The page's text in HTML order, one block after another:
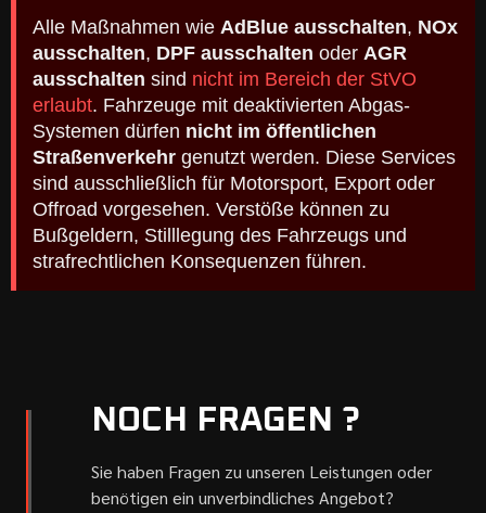
Alle Maßnahmen wie AdBlue ausschalten, NOx
ausschalten, DPF ausschalten oder AGR
ausschalten sind nicht im Bereich der StVO
erlaubt. Fahrzeuge mit deaktivierten Abgas-
Systemen dürfen nicht im öffentlichen
Straßenverkehr genutzt werden. Diese Services
sind ausschließlich für Motorsport, Export oder
Offroad vorgesehen. Verstöße können zu
Bußgeldern, Stilllegung des Fahrzeugs und
strafrechtlichen Konsequenzen führen.
NOCH FRAGEN ?
Sie haben Fragen zu unseren Leistungen oder
benötigen ein unverbindliches Angebot?